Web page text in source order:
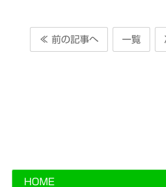
≪ 前の記事へ 一覧
HOME